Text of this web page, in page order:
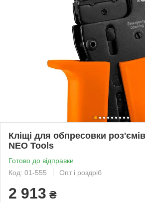
Кліщі для обпресовки
NEO Tools
Готово до відправки
Код: 01-555
Опт і роздріб
2 913 ₴